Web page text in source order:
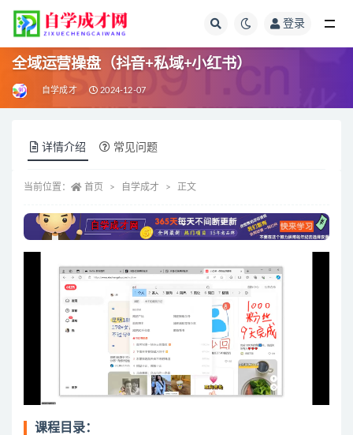
登录
全域运营操盘（抖音+私域+小红书）
自学成才 2024-12-07
详情介绍 常见问题
当前位置： 首页 自学成才 正文
课程目录：